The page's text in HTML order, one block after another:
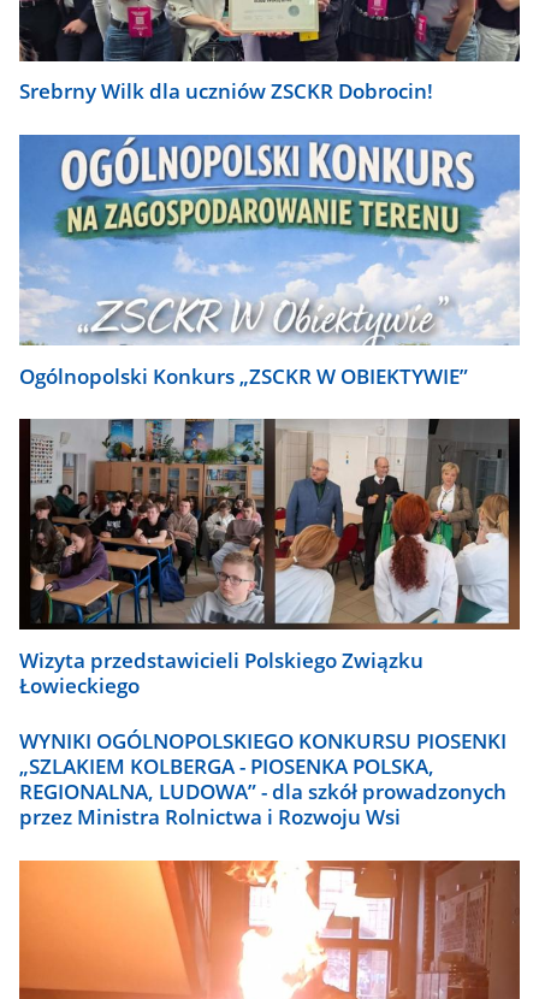
Srebrny Wilk dla uczniów ZSCKR Dobrocin!
Ogólnopolski Konkurs „ZSCKR W OBIEKTYWIE”
Wizyta przedstawicieli Polskiego Związku
Łowieckiego
WYNIKI OGÓLNOPOLSKIEGO KONKURSU PIOSENKI
„SZLAKIEM KOLBERGA - PIOSENKA POLSKA,
REGIONALNA, LUDOWA” - dla szkół prowadzonych
przez Ministra Rolnictwa i Rozwoju Wsi